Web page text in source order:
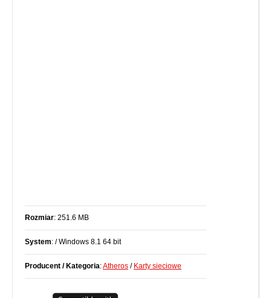
Rozmiar: 251.6 MB
System: / Windows 8.1 64 bit
Producent / Kategoria:Atheros / Karty sieciowe